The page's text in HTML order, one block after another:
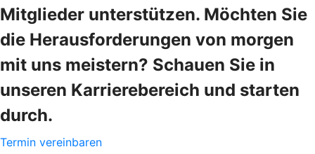
Mitglieder unterstützen. Möchten Sie
die Herausforderungen von morgen
mit uns meistern? Schauen Sie in
unseren Karrierebereich und starten
durch.
Termin vereinbaren